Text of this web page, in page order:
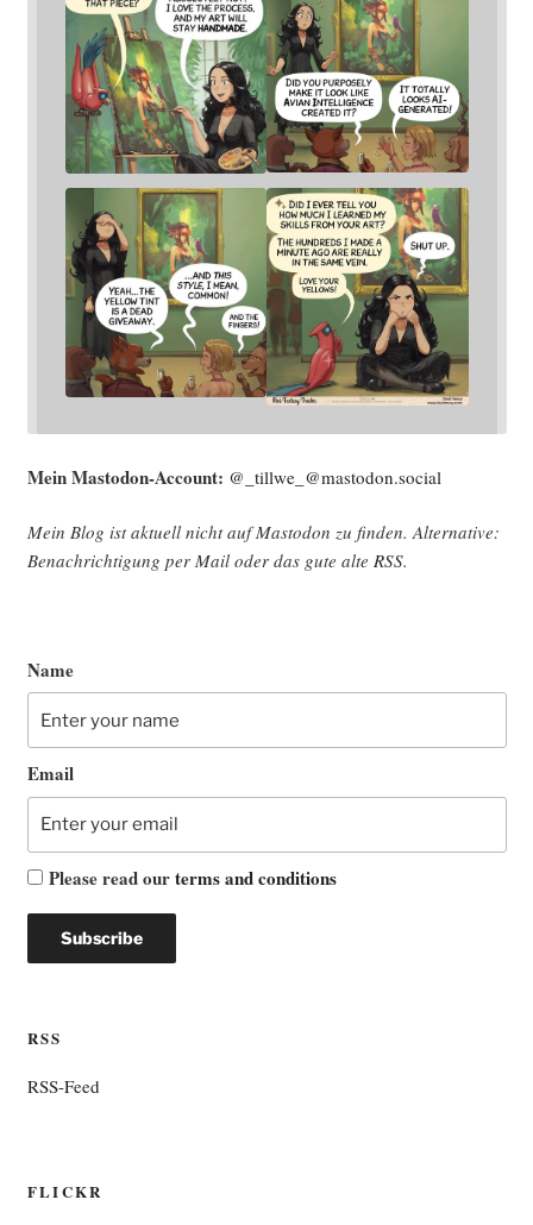
Mein Mast­o­don-Account: @_tillwe_@mastodon.social
Mein Blog ist aktu­ell nicht auf Mast­o­don zu fin­den. Alter­na­ti­ve:
Benach­rich­ti­gung per Mail oder das gute alte RSS.
Name
Email
Please read ourterms and conditions
RSS
RSS-Feed
FLICKR